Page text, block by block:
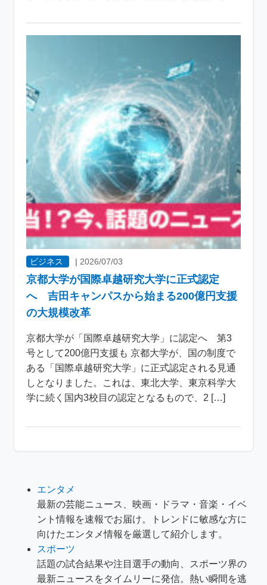
ビジネス |2026/07/03
京都大学が国際卓越研究大学に正式認定
へ 吉田キャンパスから始まる200億円支援
の大規模改革
京都大学が「国際卓越研究大学」に認定へ 第3
号として200億円支援も 京都大学が、国の制度で
ある「国際卓越研究大学」に正式認定される見通
しとなりました。これは、東北大学、東京科学大
学に続く国内3校目の認定となるもので、2 […]
エンタメ
最新の芸能ニュース、映画・ドラマ・音楽・イベ
ント情報を速報でお届け。トレンドに敏感な方に
向けたエンタメ情報を厳選して紹介します。
スポーツ
話題の試合結果や注目選手の動向、スポーツ界の
最新ニュースをタイムリーに発信。熱い瞬間を逃